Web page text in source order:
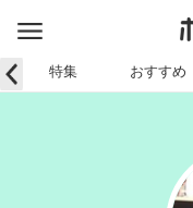
特集 おすすめ